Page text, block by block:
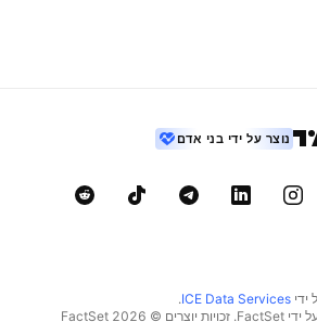
נוצר על ידי בני אדם
ICE Data Services
.
בחר נתוני ייחוס המסופקים על ידי FactSet. זכויות יוצרים © 2026 ‏FactSet